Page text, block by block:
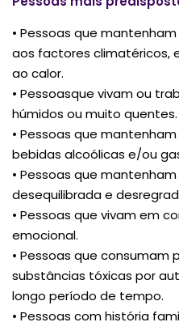
• Pessoas que
aos factores climatéricos,
ao calor.
• Pessoasque vivam ou
húmidos ou muito quentes.
• Pessoas que
bebidas alcoólicas e/ou
• Pessoas que
desequilibrada e
• Pessoas que vivam em
emocional.
• Pessoas que consumam
substâncias tóxicas por
longo período de tempo.
• Pessoas com história